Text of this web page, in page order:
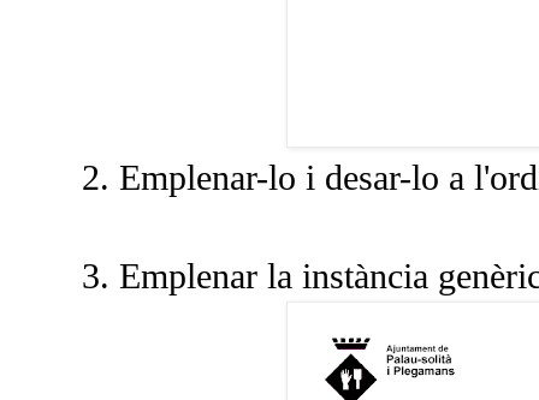
2. Emplenar-lo i desar-lo a
3. Emplenar la instància